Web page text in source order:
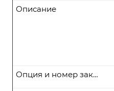
Описание
Опция и номер заказа